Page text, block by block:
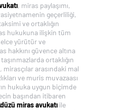
, miras paylaşımı,
geçerliliği,
ve ortaklığın
hukukuna ilişkin tüm
yürütür ve
hakkını güvence altına
ortaklığın
mirasçılar arasındaki mal
ve muris muvazaası
hukuka uygun biçimde
başından itibaren
miras avukatı ile